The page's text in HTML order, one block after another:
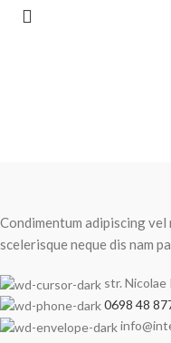
Condimentum adipiscing
scelerisque neque dis nam
str. Nicolae
0698 48